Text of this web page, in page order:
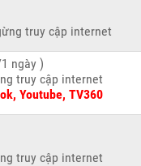
truy cập internet
ngày )
truy cập internet
Youtube, TV360
truy cập internet